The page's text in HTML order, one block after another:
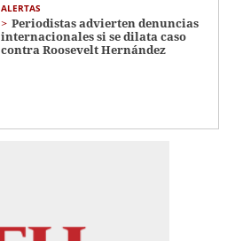
ALERTAS
Periodistas advierten denuncias
internacionales si se dilata caso
contra Roosevelt Hernández